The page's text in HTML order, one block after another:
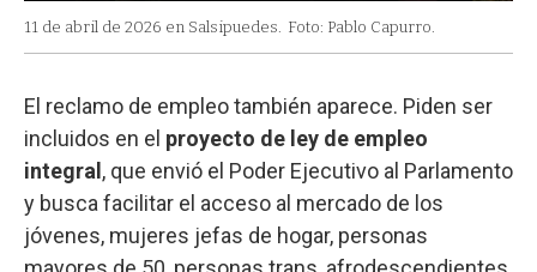
11 de abril de 2026 en Salsipuedes. Foto: Pablo Capurro.
El reclamo de empleo también aparece. Piden ser
incluidos en el proyecto de ley de empleo
integral , que envió el Poder Ejecutivo al Parlamento
y busca facilitar el acceso al mercado de los
jóvenes, mujeres jefas de hogar, personas